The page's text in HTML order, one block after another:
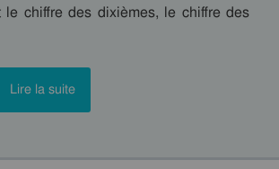
chiffre des dixièmes, le chiffre des
Lire la suite